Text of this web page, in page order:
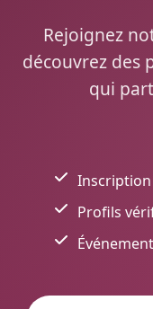
Rejoignez
découvrez des
qui
Profils